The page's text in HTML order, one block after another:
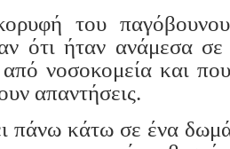
του
ότι ήταν ανάμεσα
νοσοκομεία και
απαντήσεις.
πάνω κάτω σε ένα